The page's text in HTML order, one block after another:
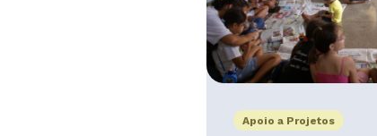
Apoio a Projetos